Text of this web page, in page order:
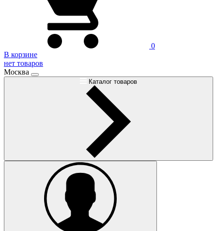
0
В корзине
нет товаров
Москва
Каталог товаров